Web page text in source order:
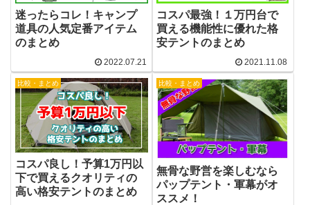
迷ったらコレ！キャンプ
道具の人気定番アイテム
のまとめ
2022.07.21
コスパ最強！１万円台で
買える機能性に優れた格
安テントのまとめ
2021.11.08
比較・まとめ
コスパ良し！予算1万円以
下で買えるクオリティの
高い格安テントのまとめ
比較・まとめ
無骨な野営を楽しむなら
パップテント・軍幕がオ
ススメ！